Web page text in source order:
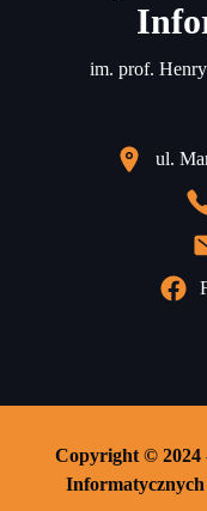
im. prof.
ul.
Copyright © 2024